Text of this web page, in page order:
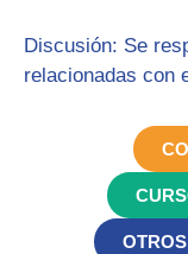
Discusión: Se
relacionadas con